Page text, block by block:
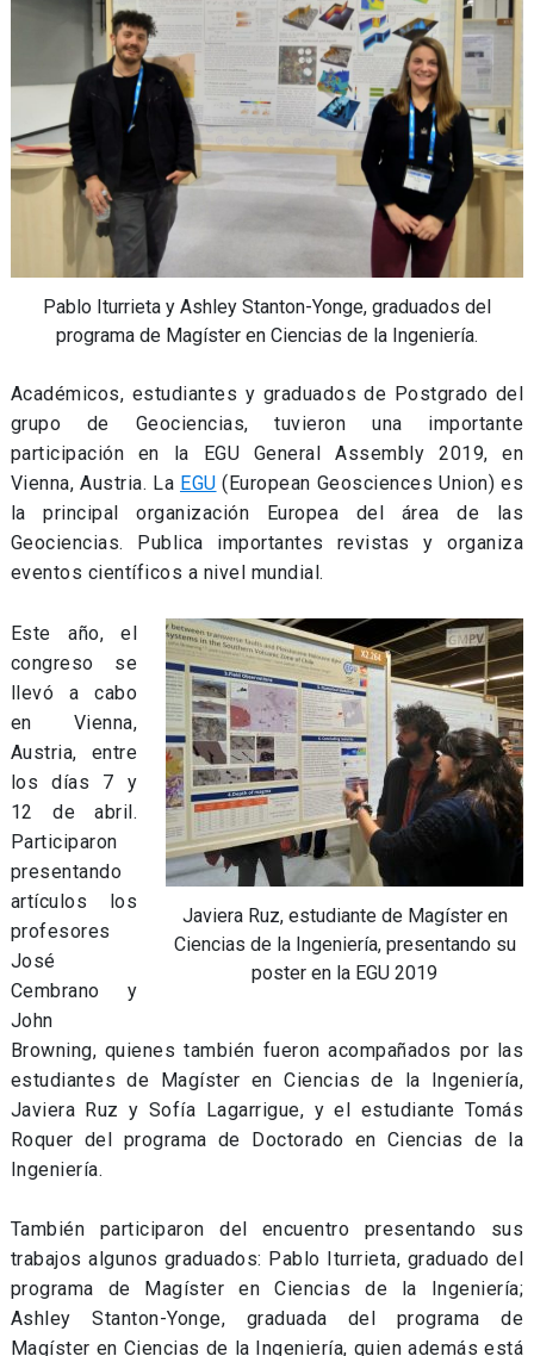
Pablo Iturrieta y Ashley Stanton-Yonge, graduados del
programa de Magíster en Ciencias de la Ingeniería.
Académicos, estudiantes y graduados de Postgrado del
grupo de Geociencias, tuvieron una importante
participación en la EGU General Assembly 2019, en
Vienna, Austria. La EGU (European Geosciences Union) es
la principal organización Europea del área de las
Geociencias. Publica importantes revistas y organiza
eventos científicos a nivel mundial.
Javiera Ruz, estudiante de Magíster en
Ciencias de la Ingeniería, presentando su
poster en la EGU 2019
Este año, el
congreso se
llevó a cabo
en Vienna,
Austria, entre
los días 7 y
12 de abril.
Participaron
presentando
artículos los
profesores
José
Cembrano y
John
Browning, quienes también fueron acompañados por las
estudiantes de Magíster en Ciencias de la Ingeniería,
Javiera Ruz y Sofía Lagarrigue, y el estudiante Tomás
Roquer del programa de Doctorado en Ciencias de la
Ingeniería.
También participaron del encuentro presentando sus
trabajos algunos graduados: Pablo Iturrieta, graduado del
programa de Magíster en Ciencias de la Ingeniería;
Ashley Stanton-Yonge, graduada del programa de
Magíster en Ciencias de la Ingeniería, quien además está